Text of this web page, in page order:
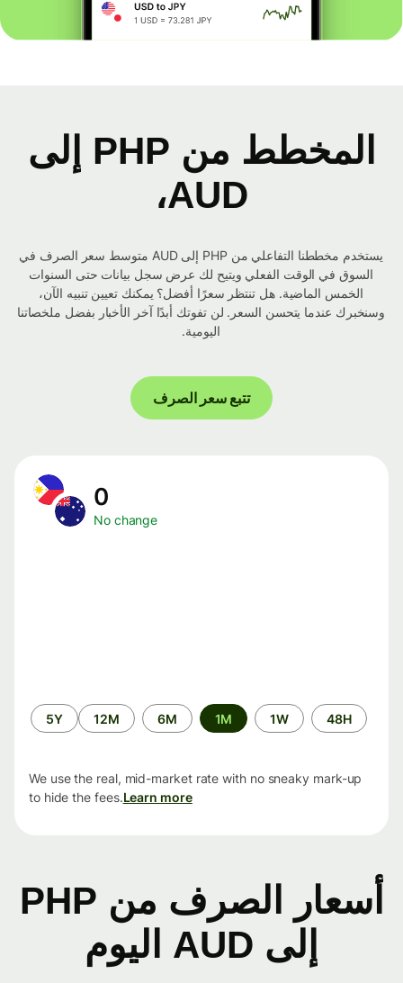
المخطط من PHP إلى
AUD،
يستخدم مخططنا التفاعلي من PHP إلى AUD متوسط ​​سعر الصرف في
السوق في الوقت الفعلي ويتيح لك عرض سجل بيانات حتى السنوات
الخمس الماضية. هل تنتظر سعرًا أفضل؟ يمكنك تعيين تنبيه الآن،
وسنخبرك عندما يتحسن السعر. لن تفوتك أبدًا آخر الأخبار بفضل ملخصاتنا
اليومية.
تتبع سعر الصرف
No change
الفترة
الزمنية
48H
1W
1M
6M
12M
5Y
We use the real, mid-market rate with no sneaky mark-up
to hide the fees.Learn more
أسعار الصرف من PHP
إلى AUD اليوم